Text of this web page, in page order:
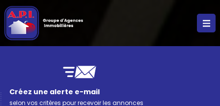
Créez une alerte e-mail
selon vos critères pour recevoir les annonces